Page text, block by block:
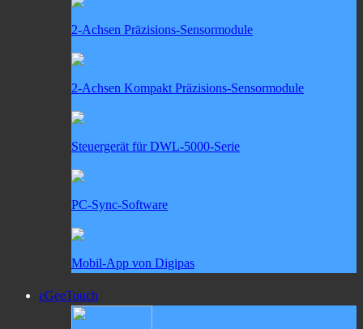
2-Achsen Präzisions-Sensormodule
2-Achsen Kompakt Präzisions-Sensormodule
Steuergerät für DWL-5000-Serie
PC-Sync-Software
Mobil-App von Digipas
eGeeTouch